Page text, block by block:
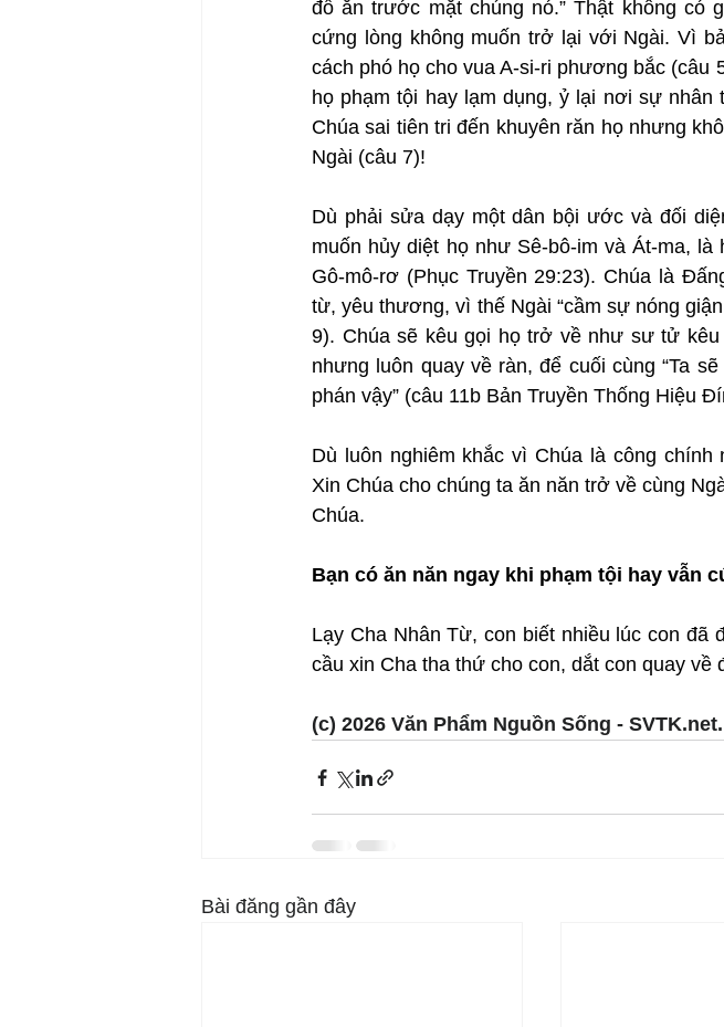
đồ ăn trước mặt chúng nó.” Thật không có
cứng lòng không muốn trở lại với Ngài. Vì
cách phó họ cho vua A-si-ri phương bắc (câu
họ phạm tội hay lạm dụng, ỷ lại nơi sự
Chúa sai tiên tri đến khuyên răn họ nhưng
Ngài (câu 7)!
Dù phải sửa dạy một dân bội ước và đối
muốn hủy diệt họ như Sê-bô-im và Át-ma,
Gô-mô-rơ (Phục Truyền 29:23). Chúa là
từ, yêu thương, vì thế Ngài “cầm sự nóng
9). Chúa sẽ kêu gọi họ trở về như sư tử
nhưng luôn quay về ràn, để cuối cùng “Ta
phán vậy” (câu 11b Bản Truyền Thống Hiệu
Dù luôn nghiêm khắc vì Chúa là công
Xin Chúa cho chúng ta ăn năn trở về cùng
Chúa.
Bạn có ăn năn ngay khi phạm tội hay vẫn
Lạy Cha Nhân Từ, con biết nhiều lúc con đã
cầu xin Cha tha thứ cho con, dắt con quay về
(c) 2026 Văn Phẩm Nguồn Sống -
Bài đăng gần đây